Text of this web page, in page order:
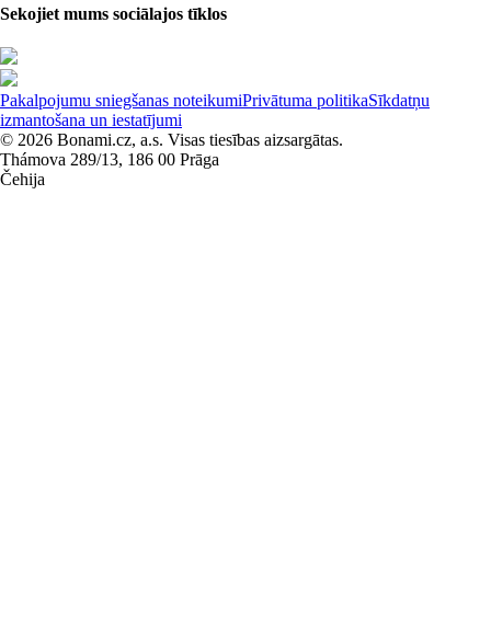
Sekojiet mums sociālajos tīklos
Pakalpojumu sniegšanas noteikumiPrivātuma politikaSīkdatņu
izmantošana un iestatījumi
© 2026 Bonami.cz, a.s. Visas tiesības aizsargātas.
Thámova 289/13, 186 00 Prāga
Čehija